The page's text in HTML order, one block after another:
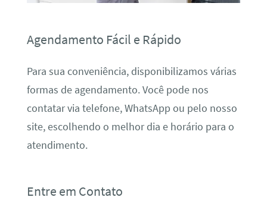
Agendamento Fácil e Rápido
Para sua conveniência, disponibilizamos várias
formas de agendamento. Você pode nos
contatar via telefone, WhatsApp ou pelo nosso
site, escolhendo o melhor dia e horário para o
atendimento.
Entre em Contato